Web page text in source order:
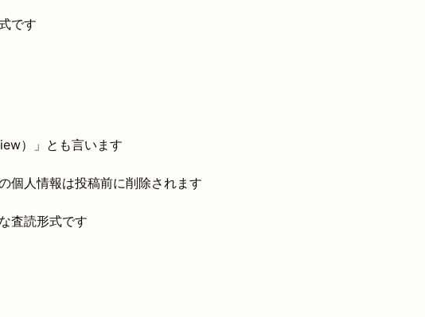
です
）」とも言います
個人情報は投稿前に削除されます
査読形式です